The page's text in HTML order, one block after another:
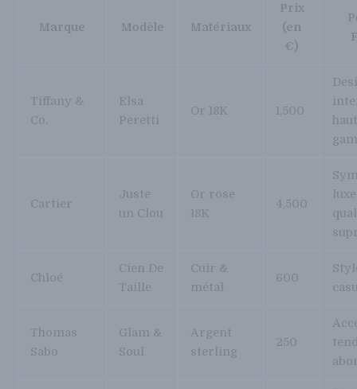
Marque Modèle Matériaux
Prix
(en
€)
Tiffany &
Co.
Elsa
Peretti
Or 18K 1,500
Cartier
Juste
un Clou
Or rose
18K
4,500
Chloé
Cien De
Taille
Cuir &
métal
600
Thomas
Sabo
Glam &
Soul
Argent
sterling
250